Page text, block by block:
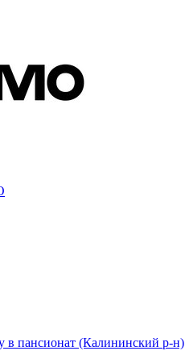
в пансионат (Калининский р-н)